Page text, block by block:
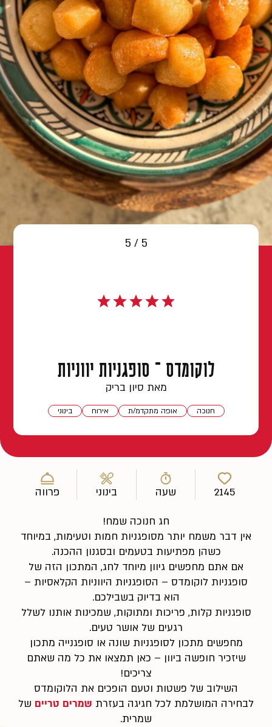
5 / 5
לוקומדס – סופגניות יווניות
מאת סיון בריק
חנוכה אופה מתקדמ/ת אירוח בינוני
2145 שעה בינוני פרווה
חג חנוכה שמח!
אין דבר משמח יותר מסופגניות חמות וטעימות, במיוחד
כשהן מפתיעות בטעמים ובסגנון ההכנה.
אם אתם מחפשים גיוון מיוחד לחג, המתכון הזה של
סופגניות לוקומדס – הסופגניות היווניות הקלאסיות –
הוא בדיוק בשבילכם.
סופגניות קלות, פריכות ומתוקות, שמכינות אותנו לשלל
רגעים של אושר טעים.
מחפשים מתכון לסופגניות שונה או סופגנייה מתכון
שיזכיר חופשה ביוון – כאן תמצאו את כל מה שאתם
צריכים!
השילוב של פשטות וטעם הופכים את הלוקומדס
לבחירה המושלמת לכל חגיגה בעזרת שמרים טריים של
שמרית.